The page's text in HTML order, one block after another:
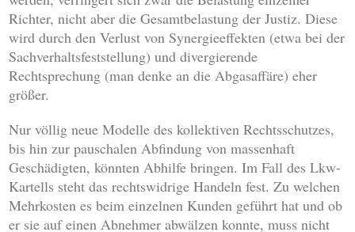
Richter, nicht aber die Gesamtbelastung der Justiz. Diese
wird durch den Verlust von Synergieeffekten (etwa bei der
Sachverhaltsfeststellung) und divergierende
Rechtsprechung (man denke an die Abgasaffäre) eher
größer.
Nur völlig neue Modelle des kollektiven Rechtsschutzes,
bis hin zur pauschalen Abfindung von massenhaft
Geschädigten, könnten Abhilfe bringen. Im Fall des Lkw-
Kartells steht das rechtswidrige Handeln fest. Zu welchen
Mehrkosten es beim einzelnen Kunden geführt hat und ob
er sie auf einen Abnehmer abwälzen konnte, muss nicht